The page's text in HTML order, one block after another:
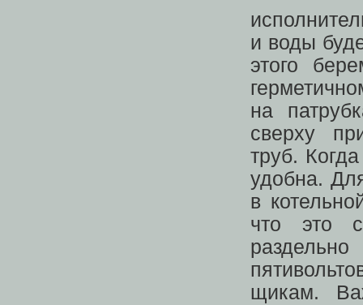
и воды
этого
на
сверху
труб.
удобна.
в
что это
щикам.